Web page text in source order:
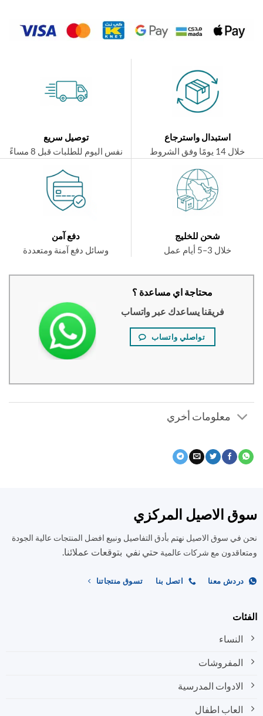
استبدال واسترجاع
توصيل سريع
نفس اليوم للطلبات قبل 8 مساءً
شحن للخليج
دفع آمن
وسائل دفع آمنة ومتعددة
محتاجة اي مساعدة ؟
فريقنا يساعدك عبر واتساب
تواصلي واتساب
معلومات أخري
الاصيل المركزي
سوق الاصيل نهتم بأدق التفاصيل ونبيع افضل المنتجات عالية الجودة
مع شركات عالميةحتي نفي بتوقعات عملائنا.
دردش معنا اتصل بنا تسوق منتجاتنا
النساء
المفروشات
الادوات المدرسية
العاب اطفال